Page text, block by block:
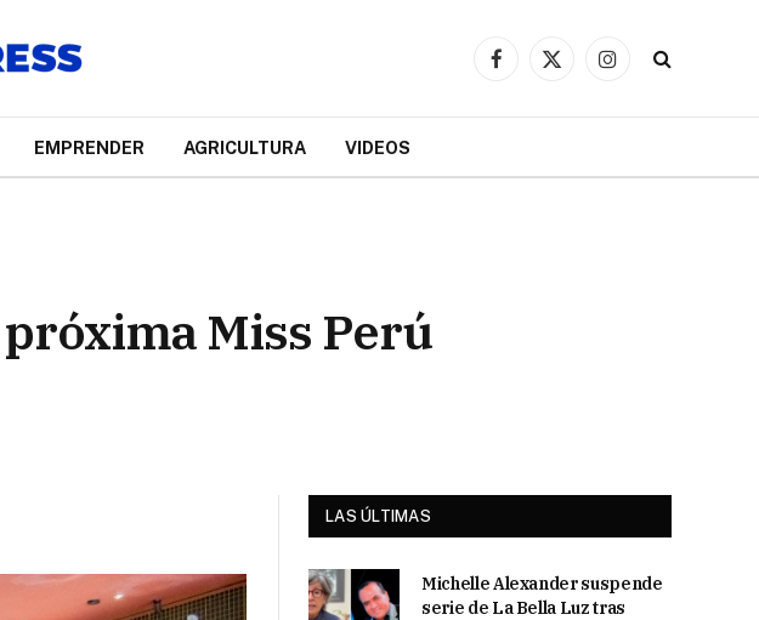
Facebook
X
Instagram
EMPRENDER AGRICULTURA VIDEOS
Miss Perú
LAS ÚLTIMAS
Michelle Alexander suspende
serie de La Bella Luz tras